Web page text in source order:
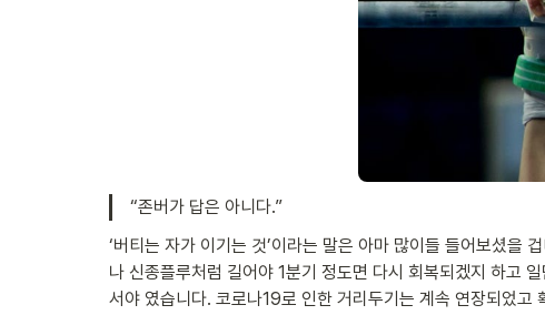
“존버가 답은 아니다.”
‘버티는 자가 이기는 것’이라는 말은 아마 많이들 들어보셨을
나 신종플루처럼 길어야 1분기 정도면 다시 회복되겠지 하고
서야 였습니다. 코로나19로 인한 거리두기는 계속 연장되었고